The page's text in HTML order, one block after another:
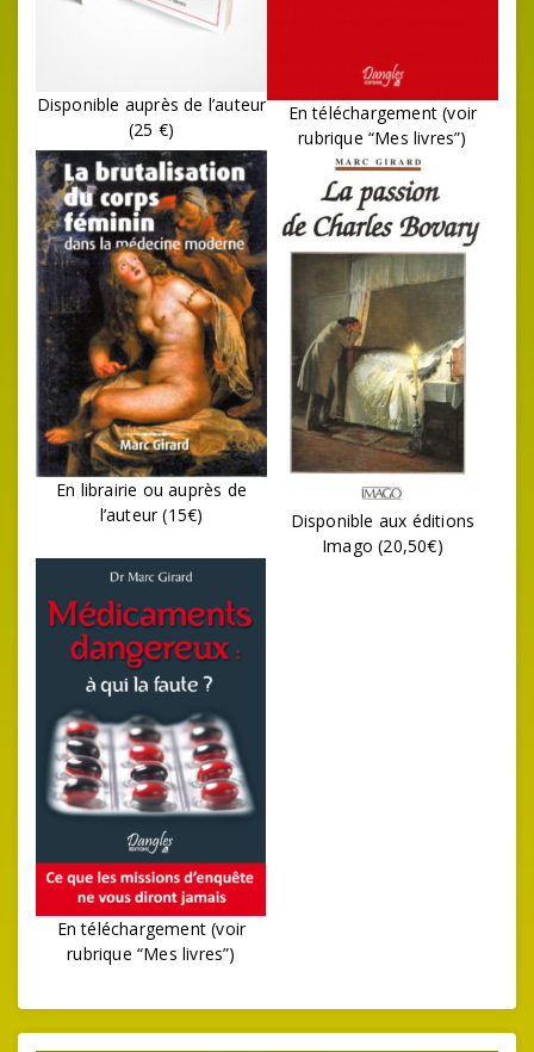
Disponible auprès de l’auteur
(25 €)
En téléchargement (voir
rubrique “Mes livres”)
En librairie ou auprès de
l’auteur (15€)
Disponible aux éditions
Imago (20,50€)
En téléchargement (voir
rubrique “Mes livres”)